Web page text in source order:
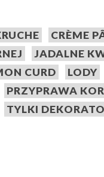
CRÈME
JADALNE
CURD LODY
PRZYPRAWA
TYLKI